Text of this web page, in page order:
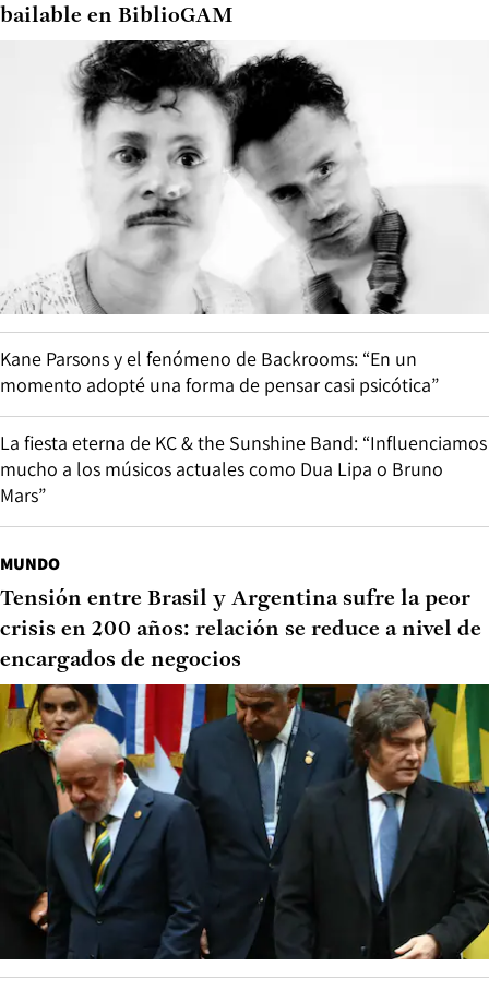
bailable en BiblioGAM
Kane Parsons y el fenómeno de Backrooms: “En un
momento adopté una forma de pensar casi psicótica”
La fiesta eterna de KC & the Sunshine Band: “Influenciamos
mucho a los músicos actuales como Dua Lipa o Bruno
Mars”
MUNDO
Tensión entre Brasil y Argentina sufre la peor
crisis en 200 años: relación se reduce a nivel de
encargados de negocios